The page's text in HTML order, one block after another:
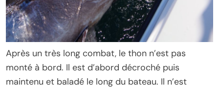
Après un très long combat, le thon n’est pas
monté à bord. Il est d’abord décroché puis
maintenu et baladé le long du bateau. Il n’est